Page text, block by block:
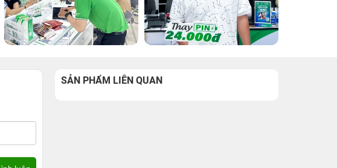
SẢN PHẨM LIÊN QUAN